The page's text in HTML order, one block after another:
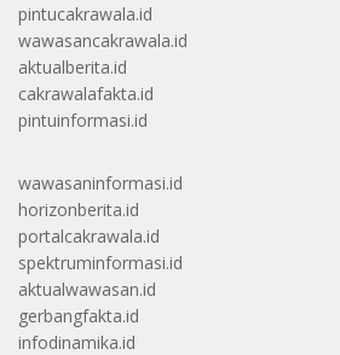
pintucakrawala.id
wawasancakrawala.id
aktualberita.id
cakrawalafakta.id
pintuinformasi.id
wawasaninformasi.id
horizonberita.id
portalcakrawala.id
spektruminformasi.id
aktualwawasan.id
gerbangfakta.id
infodinamika.id